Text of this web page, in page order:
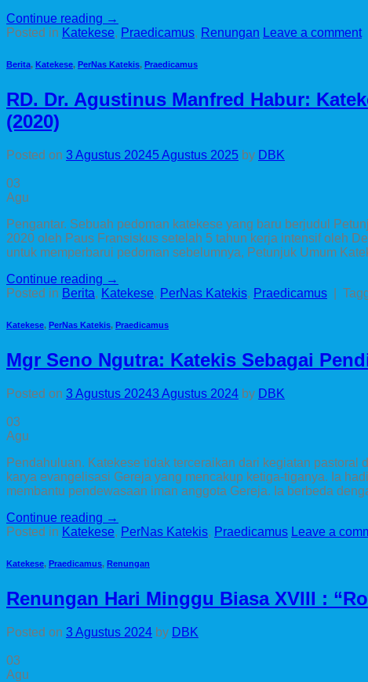
Continue reading →
Posted in Katekese, Praedicamus, Renungan Leave a comment
Berita, Katekese, PerNas Katekis, Praedicamus
RD. Dr. Agustinus Manfred Habur:
(2020)
Posted on 3 Agustus 20245 Agustus 2025 by DBK
03
Agu
Pengantar. Sebuah pedoman katekese yang baru berjudul
2020 oleh Paus Fransiskus setelah 5 tahun kerja intensif oleh
untuk memperbarui pedoman sebelumnya, Petunjuk Umum
Continue reading →
Posted in Berita, Katekese, PerNas Katekis, Praedicamus
Katekese, PerNas Katekis, Praedicamus
Mgr Seno Ngutra: Katekis Sebagai
Posted on 3 Agustus 20243 Agustus 2024 by DBK
03
Agu
Pendahuluan. Katekese tidak terceraikan dari kegiatan
karya evangelisasi Gereja yang mencakup ketiga-tiganya. Ia
membantu pendewasaan iman anggota Gereja. Ia berbeda
Continue reading →
Posted in Katekese, PerNas Katekis, Praedicamus Leave a
Katekese, Praedicamus, Renungan
Renungan Hari Minggu Biasa XVIII :
Posted on 3 Agustus 2024 by DBK
03
Agu